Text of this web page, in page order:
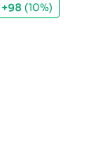
+98 (10%)